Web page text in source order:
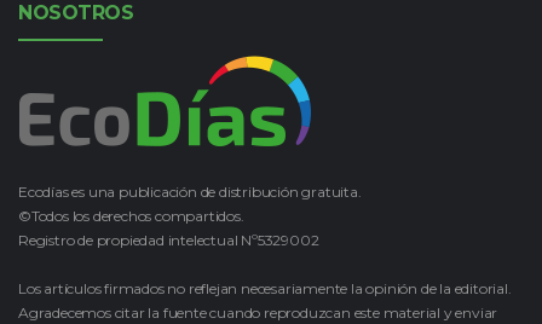
NOSOTROS
Ecodías es una publicación de distribución gratuita.
©Todos los derechos compartidos.
Registro de propiedad intelectual Nº5329002
Los artículos firmados no reflejan necesariamente la opinión de la editorial.
Agradecemos citar la fuente cuando reproduzcan este material y enviar